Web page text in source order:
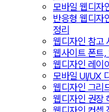
모바일 웹디자
반응형 웹디자
정리
웹디자인 참고
웹사이트 폰트,
웹디자인 레이
모바일 UI/UX
웹디자인 그리
웹디자인 권장